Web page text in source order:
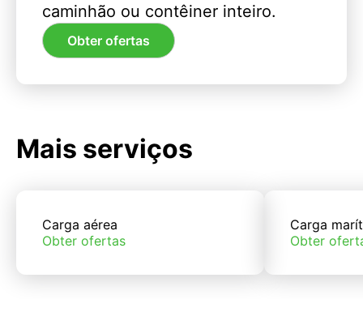
caminhão ou contêiner inteiro.
Obter ofertas
Mais serviços
Carga aérea
Obter ofertas
Carga
Obter